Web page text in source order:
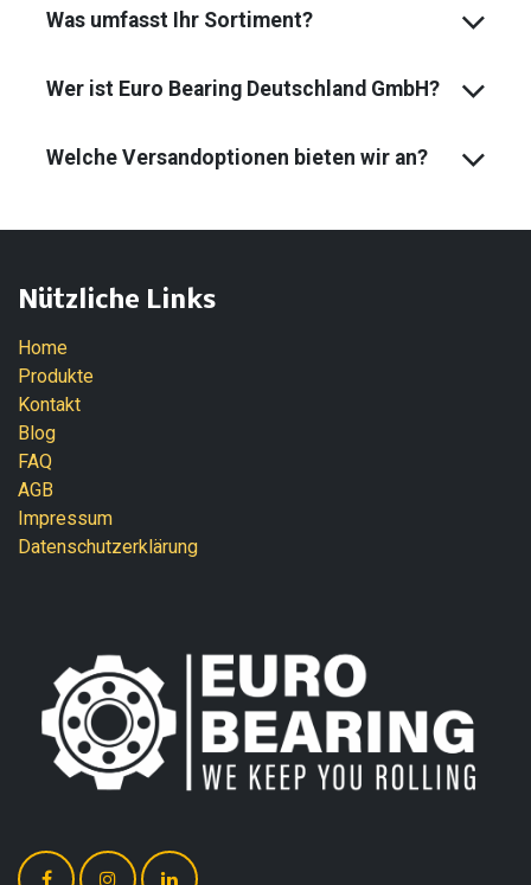
Was umfasst Ihr Sortiment?
Wer ist Euro Bearing Deutschland GmbH?
Welche Versandoptionen bieten wir an?
Nützliche Links
Home
Produkte
Kontakt
Blog
FAQ
AGB
Impressum
Datenschutzerklärung